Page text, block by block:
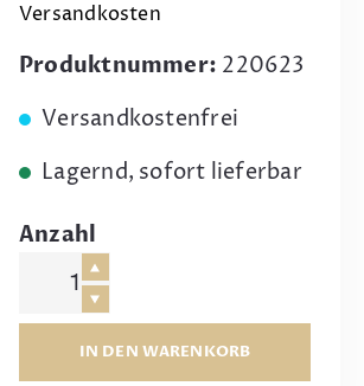
Versandkosten
Produktnummer: 220623
Versandkostenfrei
Lagernd, sofort lieferbar
Anzahl
IN DEN WARENKORB